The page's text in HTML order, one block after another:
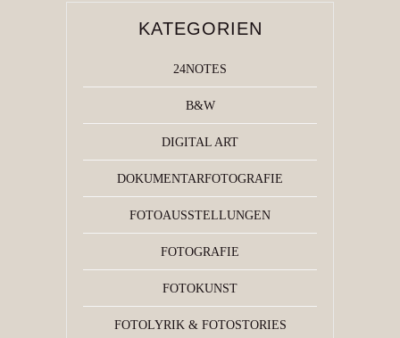
KATEGORIEN
24NOTES
B&W
DIGITAL ART
DOKUMENTARFOTOGRAFIE
FOTOAUSSTELLUNGEN
FOTOGRAFIE
FOTOKUNST
FOTOLYRIK & FOTOSTORIES